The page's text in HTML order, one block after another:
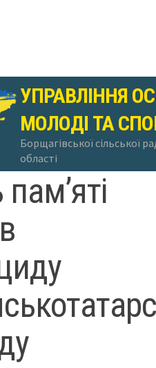
УПРАВЛІННЯ
МОЛОДІ ТА
Борщагівської сільської
області
—